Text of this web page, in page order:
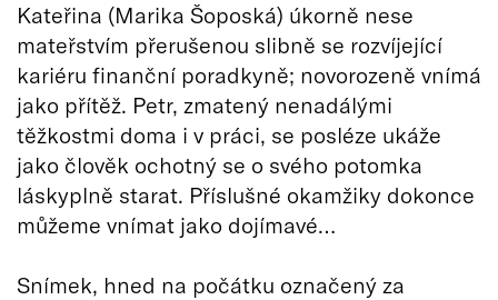
Kateřina (Marika Šoposká) úkorně nese
mateřstvím přerušenou slibně se rozvíjející
kariéru finanční poradkyně; novorozeně vnímá
jako přítěž. Petr, zmatený nenadálými
těžkostmi doma i v práci, se posléze ukáže
jako člověk ochotný se o svého potomka
láskyplně starat. Příslušné okamžiky dokonce
můžeme vnímat jako dojímavé…
Snímek, hned na počátku označený za